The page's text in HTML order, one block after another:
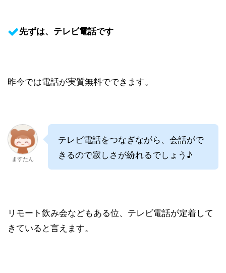
先ずは、テレビ電話です
昨今では電話が実質無料でできます。
ますたん
テレビ電話をつなぎながら、会話がで
きるので寂しさが紛れるでしょう♪
リモート飲み会などもある位、テレビ電話が定着して
きていると言えます。